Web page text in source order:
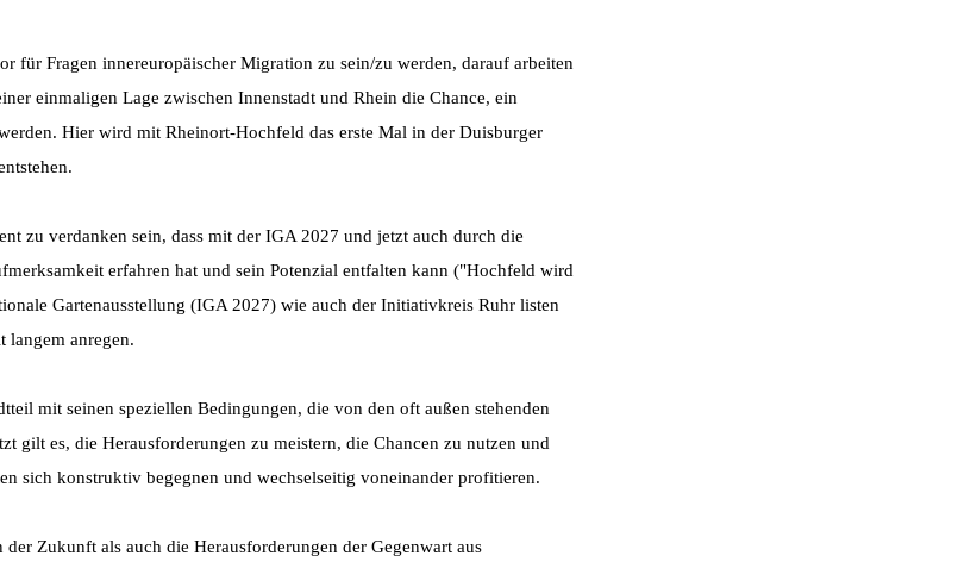
für Fragen innereuropäischer Migration zu sein/zu werden, darauf arbeiten
einmaligen Lage zwischen Innenstadt und Rhein die Chance, ein
Hier wird mit Rheinort-Hochfeld das erste Mal in der Duisburger
zu verdanken sein, dass mit der IGA 2027 und jetzt auch durch die
erfahren hat und sein Potenzial entfalten kann ("Hochfeld wird
Gartenausstellung (IGA 2027) wie auch der Initiativkreis Ruhr listen
langem anregen.
mit seinen speziellen Bedingungen, die von den oft außen stehenden
gilt es, die Herausforderungen zu meistern, die Chancen zu nutzen und
sich konstruktiv begegnen und wechselseitig voneinander profitieren.
Zukunft als auch die Herausforderungen der Gegenwart aus